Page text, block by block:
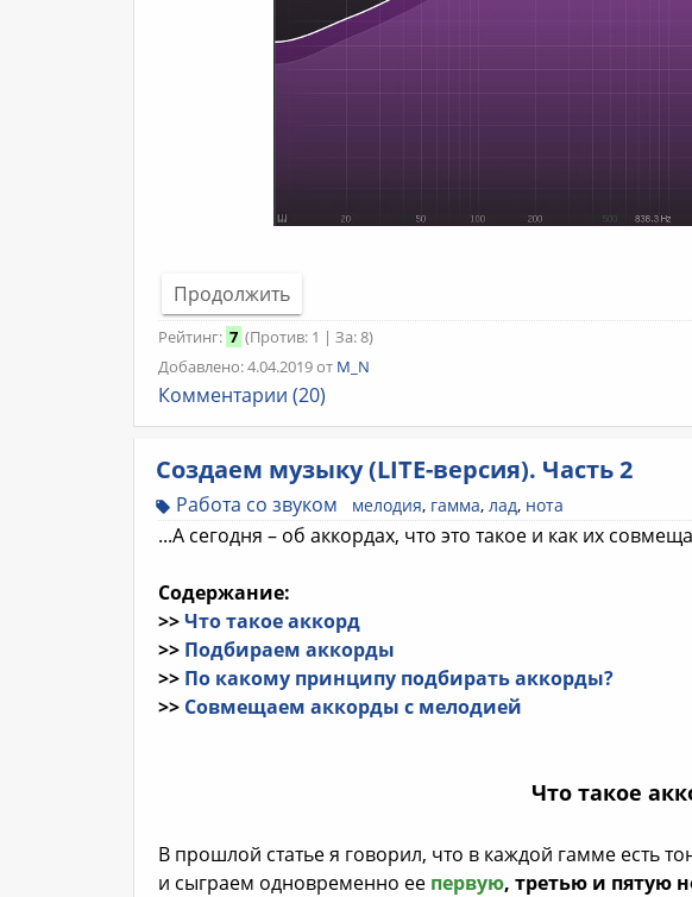
Продолжить
Рейтинг: 7 (Против: 1 | За: 8)
Добавлено: 4.04.2019 от M_N
Комментарии (20)
Создаем музыку (LITE-версия). Часть 2
Работа со звуком мелодия, гамма, лад, нота
...А сегодня – об аккордах, что это такое и как их
Содержание:
>>Что такое аккорд
>> Подбираем аккорды
>> По какому принципу подбирать аккорды?
>> Совмещаем аккорды с мелодией
Что такое
В прошлой статье я говорил, что в каждой гамме есть
и сыграем одновременно ее первую, третью и пятую